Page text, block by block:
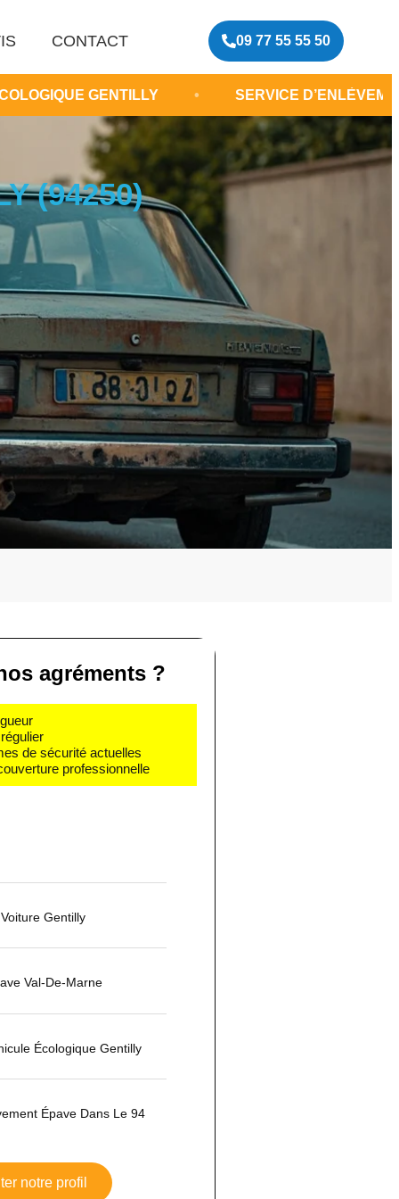
CONTACT 09 77 55 55 50
• SERVICE D’ENLÈVEMENT ÉPAVE
(94250)
agréments ?
de sécurité actuelles
professionnelle
Gentilly
Val-De-Marne
Écologique Gentilly
Épave Dans Le 94
notre profil